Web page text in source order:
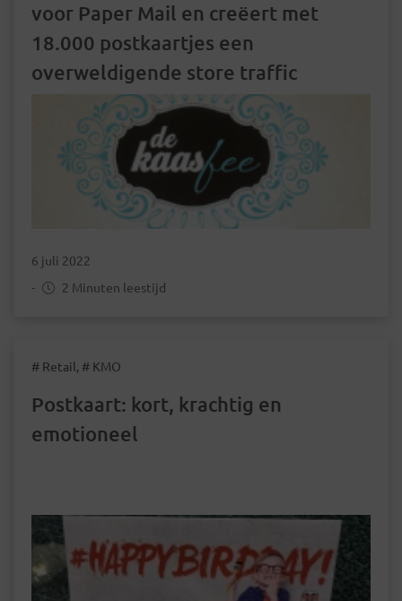
voor Paper Mail en creëert met
18.000 postkaartjes een
overweldigende store traffic
6 juli 2022
-
2 Minuten leestijd
# Retail, # KMO
Postkaart: kort, krachtig en
emotioneel